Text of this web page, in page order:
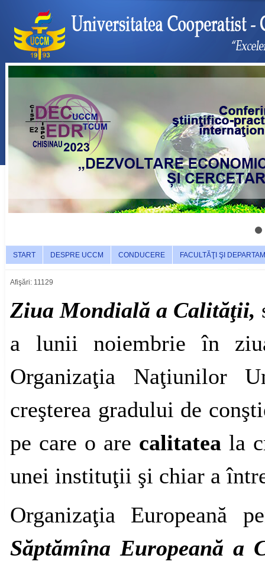
START DESPRE UCCM CONDUCERE FACULTĂŢI ŞI
Afişări: 11129
Ziua Mondială a Calităţii,
a lunii noiembrie în
Organizaţia Naţiunilor
creşterea gradului de
pe care o are calitatea la
unei instituţii şi chiar a
Organizaţia Europeană
Săptămîna Europeană a